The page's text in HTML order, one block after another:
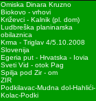
Omiska Dinara Kruzno
Biokovo - vrhovi
Križevci - Kalnik (pl. dom)
Ludbreška planinarska
obilaznica
Krma - Triglav 4/5.10.2008
Slovenija
Egeria put - Hrvatska - Iovia
Sveti Vid - otok Pag
Spilja pod Zir - om
ZIR
Podkilavac-Mudna dol-Hahlići-
Kolac-Podki